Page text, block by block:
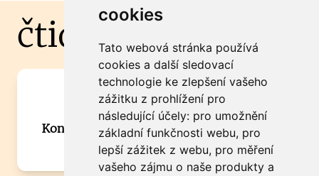
cookies
Tato webová stránka používá
cookies a další sledovací
technologie ke zlepšení vašeho
zážitku z prohlížení pro
následující účely: pro umožnění
základní funkčnosti webu, pro
lepší zážitek z webu, pro měření
vašeho zájmu o naše produkty a
čtidoma.cz
Máte zajímavou informaci? Chcete
spolupracovat?
Kontaktujte šéfredaktora Martina Chalupu:
chalupa@ctidoma.cz